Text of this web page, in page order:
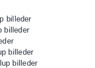
billeder
billeder
billeder
billeder